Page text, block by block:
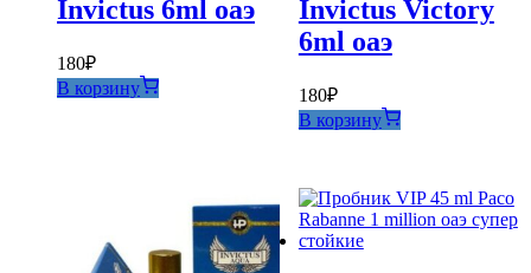
Invictus 6ml оаэ
180₽
В корзину
Invictus Victory
6ml оаэ
180₽
В корзину